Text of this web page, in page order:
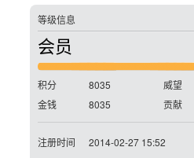
等级信息
会员
积分 8035 威望
金钱
8035 贡献
注册时间
2014-02-27 15:52